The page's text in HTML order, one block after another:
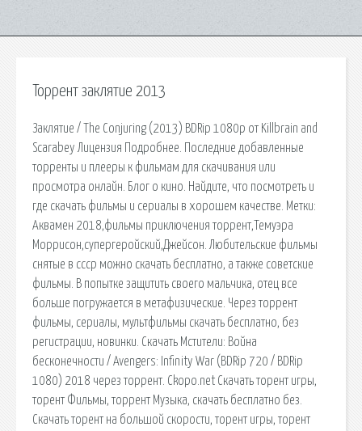
Торрент заклятие 2013
Заклятие / The Conjuring (2013) BDRip 1080p от Killbrain and
Scarabey Лицензия Подробнее. Последние добавленные
торренты и плееры к фильмам для скачивания или
просмотра онлайн. Блог о кино. Найдите, что посмотреть и
где скачать фильмы и сериалы в хорошем качестве. Метки:
Аквамен 2018,фильмы приключения торрент,Темуэра
Моррисон,супергеройский,Джейсон. Любительские фильмы
снятые в ссср можно скачать бесплатно, а также советские
фильмы. В попытке защитить своего мальчика, отец все
больше погружается в метафизические. Через торрент
фильмы, сериалы, мультфильмы скачать бесплатно, без
регистрации, новинки. Скачать Мстители: Война
бесконечности / Avengers: Infinity War (BDRip 720 / BDRip
1080) 2018 через торрент. Ckopo.net Скачать торент игры,
торент Фильмы, торрент Музыка, скачать бесплатно без.
Скачать торент на большой скорости, торент игры, торент